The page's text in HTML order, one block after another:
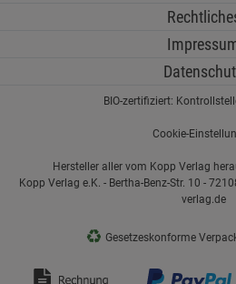
BIO-zertifiziert:
Cookie-
Hersteller aller vom Kopp Verlag
Kopp Verlag e.K. - Bertha-Benz-Str. 10 -
verlag.de
♻ Gesetzeskonforme